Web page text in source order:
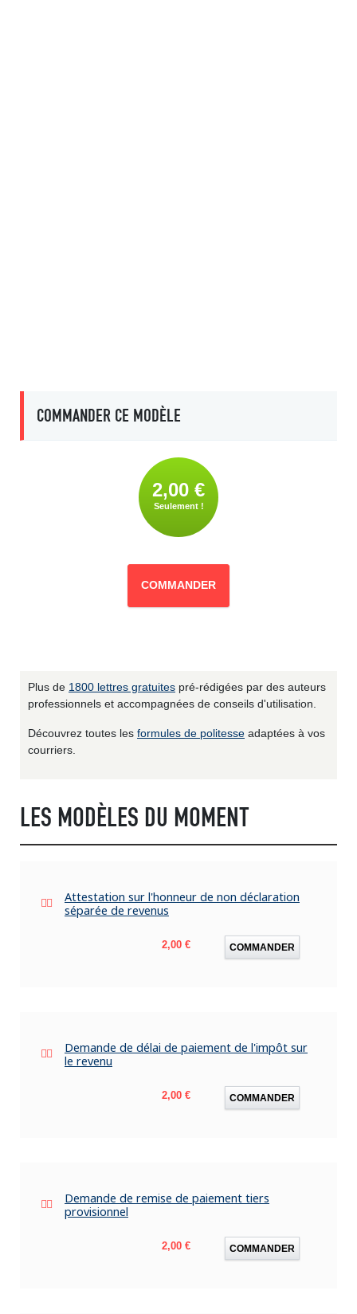
COMMANDER CE MODÈLE
2,00 €
Seulement !
COMMANDER
Plus de 1800 lettres gratuites pré-rédigées par des auteurs
professionnels et accompagnées de conseils d'utilisation.
Découvrez toutes les formules de politesse adaptées à vos
courriers.
LES MODÈLES DU MOMENT
Attestation sur l'honneur de non déclaration
séparée de revenus
Prix
2,00 € COMMANDER
Demande de délai de paiement de l'impôt sur
le revenu
Prix
2,00 € COMMANDER
Demande de remise de paiement tiers
provisionnel
Prix
2,00 € COMMANDER